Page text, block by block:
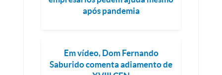
após pandemia
Em vídeo, Dom Fernando
Saburido comenta adiamento de